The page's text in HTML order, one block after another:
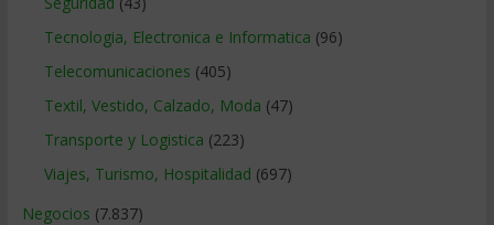
Tecnologia, Electronica e Informatica (96)
Telecomunicaciones (405)
Textil, Vestido, Calzado, Moda (47)
Transporte y Logistica (223)
Viajes, Turismo, Hospitalidad (697)
Negocios (7.837)